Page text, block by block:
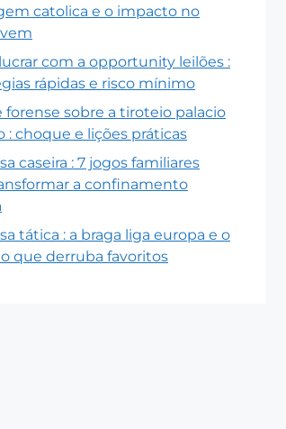
catolica e o impacto no
com a opportunity leilões :
rápidas e risco mínimo
forense sobre a tiroteio palacio
: choque e lições práticas
caseira : 7 jogos familiares
a confinamento
tática : a braga liga europa e o
que derruba favoritos